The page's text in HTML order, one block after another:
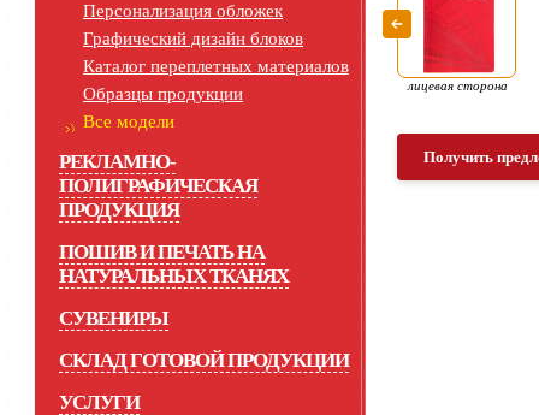
Персонализация обложек
Графический дизайн блоков
Каталог переплетных материалов
Образцы продукции
Все модели
РЕКЛАМНО-
ПОЛИГРАФИЧЕСКАЯ
ПРОДУКЦИЯ
ПОШИВ И ПЕЧАТЬ НА
НАТУРАЛЬНЫХ ТКАНЯХ
СУВЕНИРЫ
СКЛАД ГОТОВОЙ ПРОДУКЦИИ
УСЛУГИ
лицевая сторона
Получить